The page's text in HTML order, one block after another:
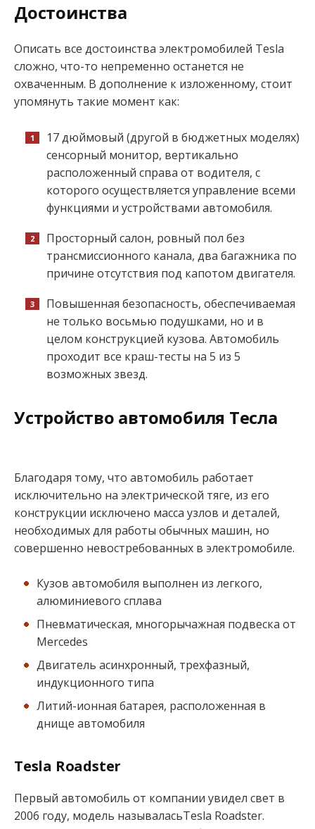
Достоинства
Описать все достоинства электромобилей Tesla
сложно, что-то непременно останется не
охваченным. В дополнение к изложенному, стоит
упомянуть такие момент как:
17 дюймовый (другой в бюджетных моделях)
сенсорный монитор, вертикально
расположенный справа от водителя, с
которого осуществляется управление всеми
функциями и устройствами автомобиля.
Просторный салон, ровный пол без
трансмиссионного канала, два багажника по
причине отсутствия под капотом двигателя.
Повышенная безопасность, обеспечиваемая
не только восьмью подушками, но и в
целом конструкцией кузова. Автомобиль
проходит все краш-тесты на 5 из 5
возможных звезд.
Устройство автомобиля Тесла
Благодаря тому, что автомобиль работает
исключительно на электрической тяге, из его
конструкции исключено масса узлов и деталей,
необходимых для работы обычных машин, но
совершенно невостребованных в электромобиле.
Кузов автомобиля выполнен из легкого,
алюминиевого сплава
Пневматическая, многорычажная подвеска от
Mercedes
Двигатель асинхронный, трехфазный,
индукционного типа
Литий-ионная батарея, расположенная в
днище автомобиля
Tesla Roadster
Первый автомобиль от компании увидел свет в
2006 году, модель называласьTesla Roadster.